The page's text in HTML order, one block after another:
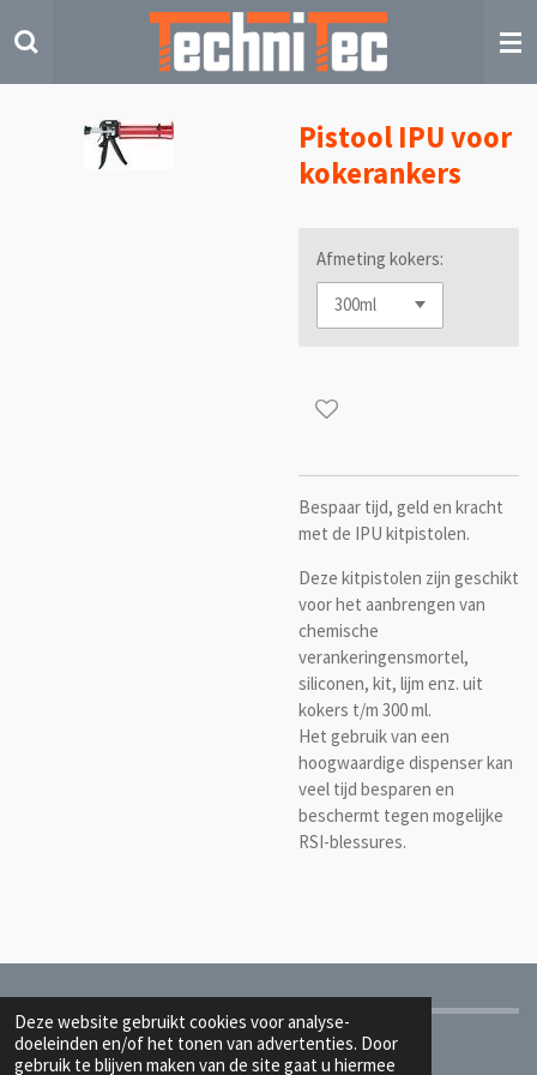
Deze website gebruikt cookies voor analyse-
doeleinden en/of het tonen van advertenties. Door
gebruik te blijven maken van de site gaat u hiermee
direct
hoofdinhoud
Pistool IPU voor
kokerankers
Afmeting kokers:
Bespaar tijd, geld en kracht
met de IPU kitpistolen.
Deze kitpistolen zijn geschikt
voor het aanbrengen van
chemische
verankeringensmortel,
siliconen, kit, lijm enz. uit
kokers t/m 300 ml.
Het gebruik van een
hoogwaardige dispenser kan
veel tijd besparen en
beschermt tegen mogelijke
RSI-blessures.
© 2023 - 2026 Technitec B.V.